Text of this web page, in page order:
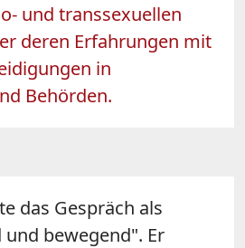
und transsexuellen
deren Erfahrungen mit
in
Behörden.
das Gespräch als
bewegend". Er